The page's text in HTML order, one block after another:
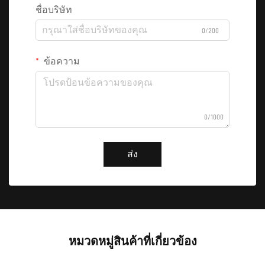
ชื่อบริษัท
0/200
ข้อความ
0/1000
ส่ง
หมวดหมู่สินค้าที่เกี่ยวข้อง